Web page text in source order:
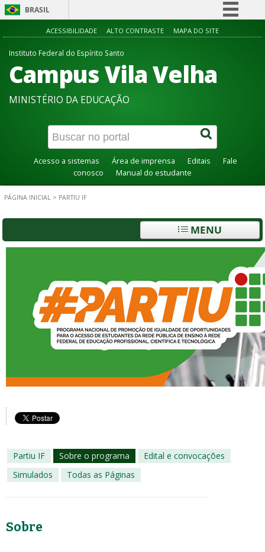
BRASIL
Simplifique!
Participe
Acesso à informação
Canais
ACESSIBILIDADE ALTO CONTRASTE MAPA DO SITE
Instituto Federal do Espírito Santo
Campus Vila Velha
MINISTÉRIO DA EDUCAÇÃO
Acesso a sistemas Área de imprensa Editais
Fale
conosco
Manual do estudante
PÁGINA INICIAL > PARTIU IF
MENU
Partiu IF Sobre o programa
Edital e convocações
Simulados
Todas as Páginas
Sobre